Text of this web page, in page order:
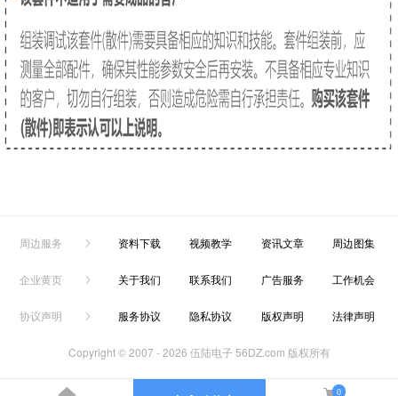
0
周边服务 资料下载 视频教学 资讯文章 周边图集
企业黄页 关于我们 联系我们 广告服务 工作机会
协议声明 服务协议 隐私协议 版权声明 法律声明
Copyright © 2007 -2026 伍陆电子 56DZ.com 版权所有